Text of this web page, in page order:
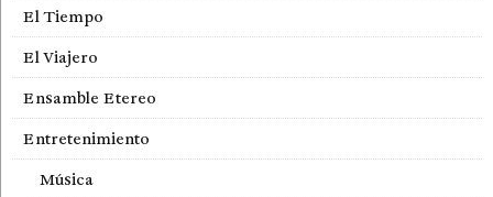
El Tiempo
El Viajero
Ensamble Etereo
Entretenimiento
Música